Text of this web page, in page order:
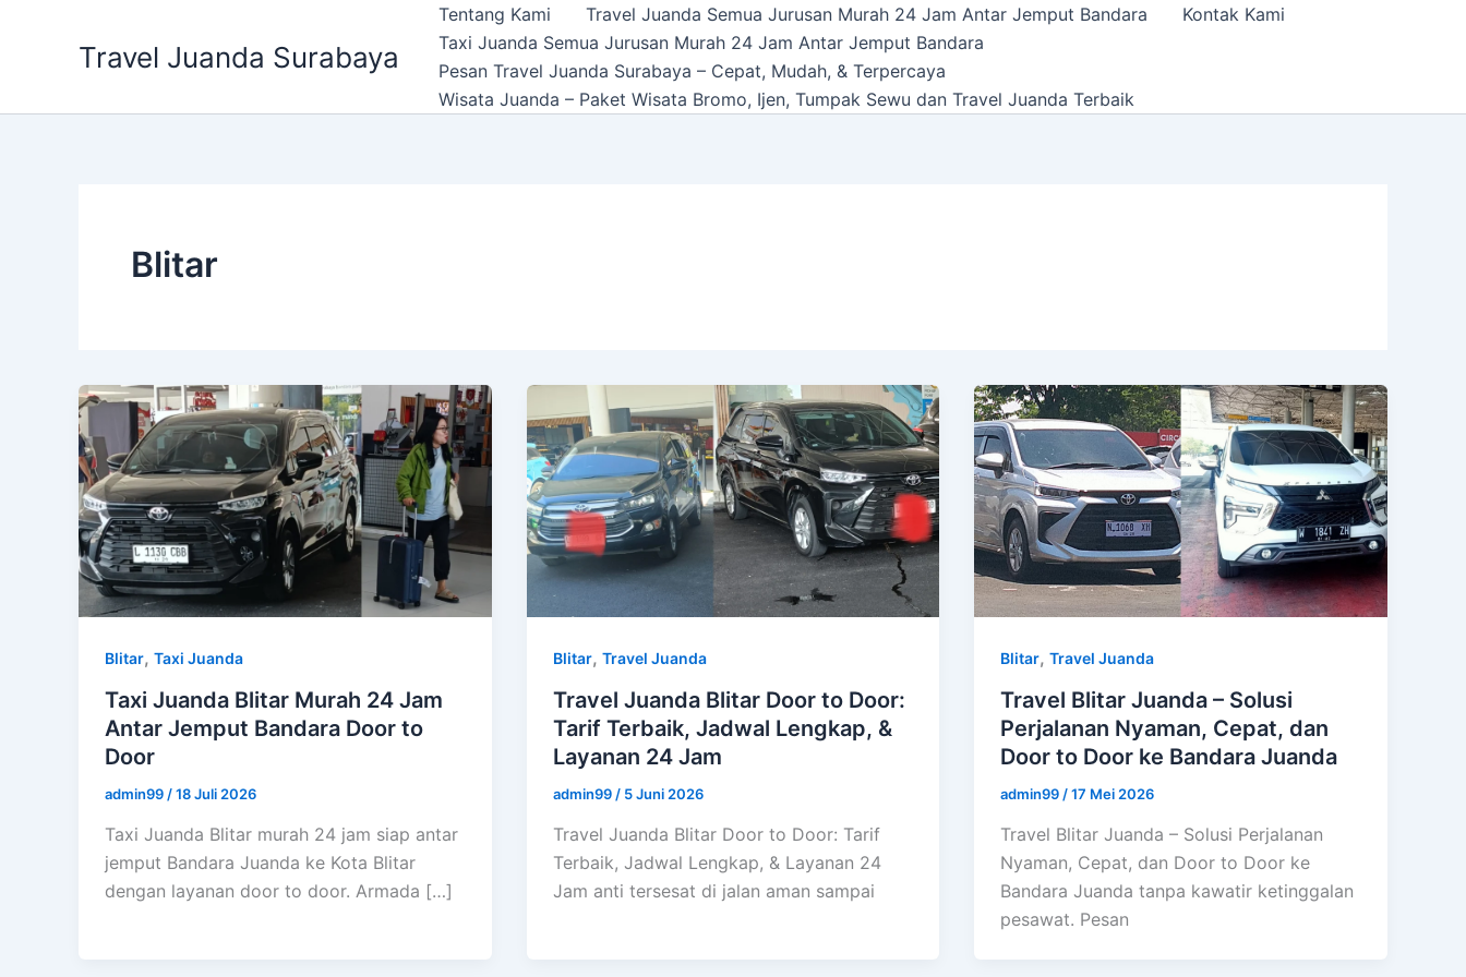
Travel Juanda Surabaya
Tentang Kami Travel Juanda Semua Jurusan Murah 24 Jam Antar Jemput Bandara
Kontak Kami
Taxi Juanda Semua Jurusan Murah 24 Jam Antar Jemput Bandara
Pesan Travel Juanda Surabaya – Cepat, Mudah, & Terpercaya
Wisata Juanda – Paket Wisata Bromo, Ijen, Tumpak Sewu dan Travel Juanda Terbaik
Blitar
Blitar, Taxi Juanda
Taxi Juanda Blitar Murah 24 Jam
Antar Jemput Bandara Door to
Door
admin99 /18 Juli 2026
Taxi Juanda Blitar murah 24 jam siap antar
jemput Bandara Juanda ke Kota Blitar
dengan layanan door to door. Armada […]
Blitar, Travel Juanda
Travel Juanda Blitar Door to Door:
Tarif Terbaik, Jadwal Lengkap, &
Layanan 24 Jam
admin99 / 5 Juni 2026
Travel Juanda Blitar Door to Door: Tarif
Terbaik, Jadwal Lengkap, & Layanan 24
Jam anti tersesat di jalan aman sampai
Blitar,Travel Juanda
Travel Blitar Juanda – Solusi
Perjalanan Nyaman, Cepat, dan
Door to Door ke Bandara Juanda
admin99 /17 Mei 2026
Travel Blitar Juanda – Solusi Perjalanan
Nyaman, Cepat, dan Door to Door ke
Bandara Juanda tanpa kawatir ketinggalan
pesawat. Pesan